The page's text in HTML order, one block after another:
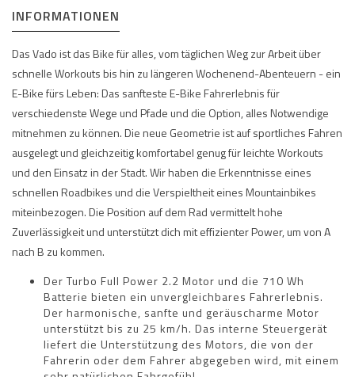
INFORMATIONEN
Das Vado ist das Bike für alles, vom täglichen Weg zur Arbeit über
schnelle Workouts bis hin zu längeren Wochenend-Abenteuern - ein
E-Bike fürs Leben: Das sanfteste E-Bike Fahrerlebnis für
verschiedenste Wege und Pfade und die Option, alles Notwendige
mitnehmen zu können. Die neue Geometrie ist auf sportliches Fahren
ausgelegt und gleichzeitig komfortabel genug für leichte Workouts
und den Einsatz in der Stadt. Wir haben die Erkenntnisse eines
schnellen Roadbikes und die Verspieltheit eines Mountainbikes
miteinbezogen. Die Position auf dem Rad vermittelt hohe
Zuverlässigkeit und unterstützt dich mit effizienter Power, um von A
nach B zu kommen.
Der Turbo Full Power 2.2 Motor und die 710 Wh
Batterie bieten ein unvergleichbares Fahrerlebnis.
Der harmonische, sanfte und geräuscharme Motor
unterstützt bis zu 25 km/h. Das interne Steuergerät
liefert die Unterstützung des Motors, die von der
Fahrerin oder dem Fahrer abgegeben wird, mit einem